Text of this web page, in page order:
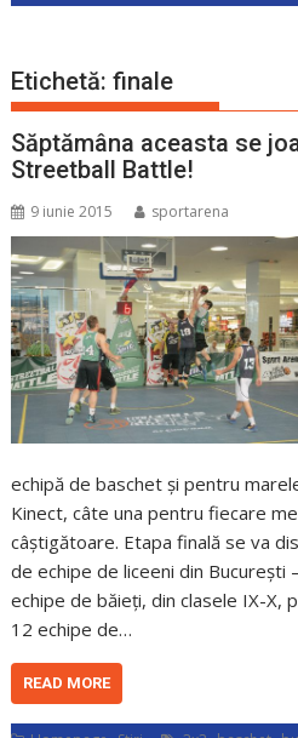
Etichetă:finale
Săptămâna aceasta se
Streetball Battle!
9 iunie 2015 sportarena
echipă de baschet și pentru
Kinect, câte una pentru fiecare
câștigătoare. Etapa finală se va
de echipe de liceeni din București
echipe de băieți, din clasele IX-X,
12 echipe de…
READ MORE